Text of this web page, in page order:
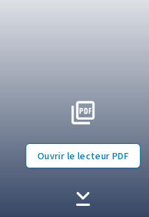
Ouvrir le lecteur PDF